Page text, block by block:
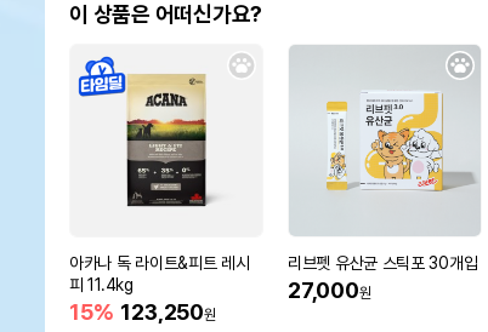
이 상품은 어떠신가요?
아카나 독 라이트&피트 레시
피 11.4kg
15% 123,250원
리브펫 유산균 스틱포 30개입
27,000원